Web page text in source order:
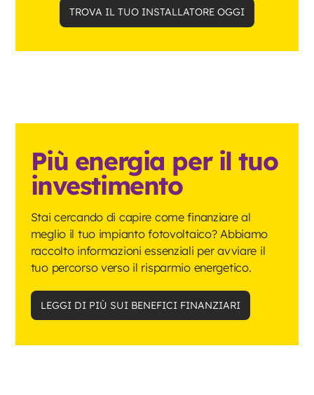
TROVA IL TUO INSTALLATORE OGGI
Più energia per il tuo
investimento
Stai cercando di capire come finanziare al
meglio il tuo impianto fotovoltaico? Abbiamo
raccolto informazioni essenziali per avviare il
tuo percorso verso il risparmio energetico.
LEGGI DI PIÙ SUI BENEFICI FINANZIARI